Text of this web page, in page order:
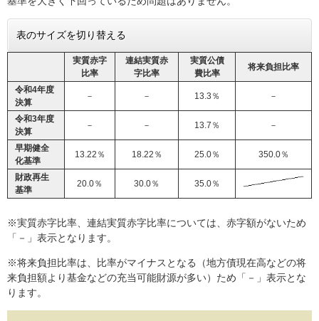
表のサイズを切り替える
実質赤字
比率
連結実質赤
字比率
実質公債
費比率
将来負担比率
令和4年度
決算
－ － 13.3％ －
令和3年度
決算
－ － 13.7％ －
早期健全
化基準
13.22％ 18.22％ 25.0％ 350.0％
財政再生
基準
20.0％ 30.0％ 35.0％
※実質赤字比率、連結実質赤字比率については、赤字額がないため
「－」表示となります。
※将来負担比率は、比率がマイナスとなる（地方債現在高などの将
来負担額より基金などの充当可能財源が多い）ため「－」表示とな
ります。